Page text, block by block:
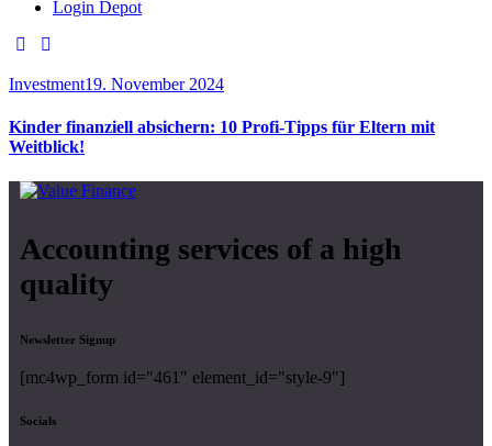
Login Depot
Investment19. November 2024
Kinder finanziell absichern: 10 Profi-Tipps für Eltern mit
Weitblick!
Accounting services of a high
quality
Newsletter Signup
[mc4wp_form id="461" element_id="style-9"]
Socials